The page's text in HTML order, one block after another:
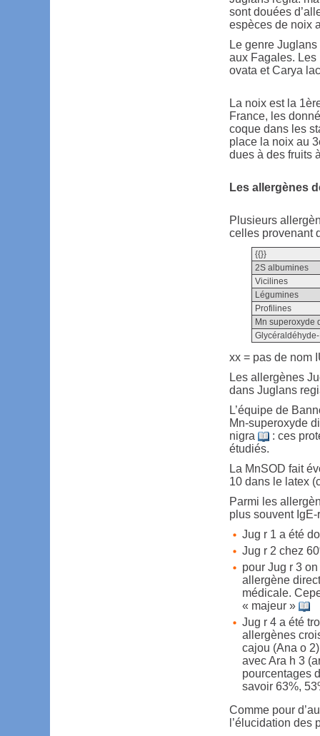
sont douées
espèces de noix
Le genre
aux Fagales. Les
ovata et Carya
La noix est la
France, les
coque dans les
place la noix au
dues à des fruits
Les allergènes
Plusieurs
celles provenant
{{}}
2S albumines
Vicilines
Légumines
Profilines
Mn superoxyde
xx = pas de nom
Les allergènes
dans Juglans
L’équipe de
Mn-superoxyde
nigra
: ces
étudiés.
La MnSOD fait
10 dans le latex
Parmi les
plus souvent
Jug r 1 a été
Jug r 2 chez
pour Jug r 3
allergène
médicale.
« majeur »
Jug r 4 a été
allergènes
cajou (Ana o
avec Ara h 3
pourcentages
savoir 63%,
Comme pour
l’élucidation des